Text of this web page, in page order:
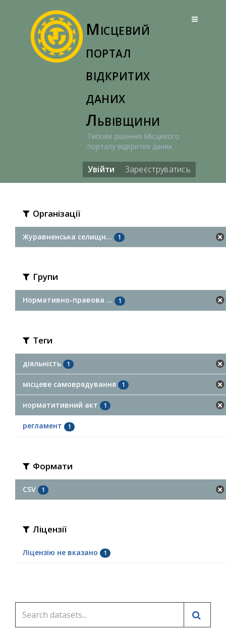
Місцевий
портал
відкритих
даних
Львівщини
Типове рішення Місцевого
порталу відкритих даних
Увійти Зареєструватись
Організації
Журавненська селищн... 1
Групи
Нормативно-правова ... 1
Теги
діяльність 1
місцеве самоврядування 1
норматитивний акт 1
регламент 1
Формати
CSV 1
Ліцензії
Ліцензію не вказано 1